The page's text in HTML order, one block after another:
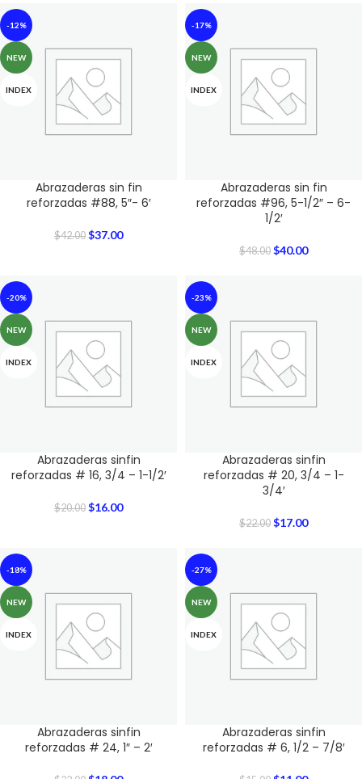
-12%
NEW
INDEX
Abrazaderas sin fin
reforzadas #88, 5″- 6′
$42.00 $37.00
-17%
NEW
INDEX
Abrazaderas sin fin
reforzadas #96, 5-1/2″ – 6-
1/2′
$48.00 $40.00
-20%
NEW
INDEX
Abrazaderas sinfin
reforzadas # 16, 3/4 – 1-1/2′
$20.00 $16.00
-23%
NEW
INDEX
Abrazaderas sinfin
reforzadas # 20, 3/4 – 1-
3/4′
$22.00 $17.00
-18%
NEW
INDEX
Abrazaderas sinfin
reforzadas # 24, 1″ – 2′
-27%
NEW
INDEX
Abrazaderas sinfin
reforzadas # 6, 1/2 – 7/8′